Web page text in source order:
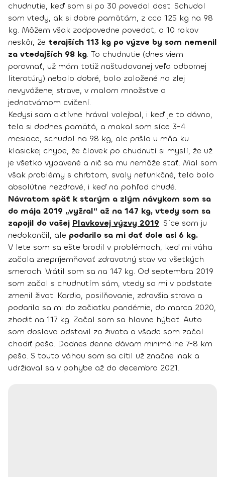
chudnutie, keď som si po 30 povedal dosť. Schudol
som vtedy, ak si dobre pamätám, z cca 125 kg na 98
kg. Môžem však zodpovedne povedať, o 10 rokov
neskôr, že terajších 113 kg po výzve by som nemenil
za vtedajších 98 kg. To chudnutie (dnes viem
porovnať, už mám totiž naštudovanej veľa odbornej
literatúry) nebolo dobré, bolo založené na zlej
nevyváženej strave, v malom množstve a
jednotvárnom cvičení.
Kedysi som aktívne hrával volejbal, i keď je to dávno,
telo si dodnes pamätá, a makal som síce 3-4
mesiace, schudol na 98 kg, ale prišlo u mňa ku
klasickej chybe, že človek po chudnutí si myslí, že už
je všetko vybavené a nič sa mu nemôže stať. Mal som
však problémy s chrbtom, svaly nefunkčné, telo bolo
absolútne nezdravé, i keď na pohľad chudé.
Návratom späť k starým a zlým návykom som sa
do mája 2019 „vyžral“ až na 147 kg, vtedy som sa
zapojil do vašej Plavkovej výzvy 2019. Síce som ju
nedokončil, ale podarilo sa mi dať dole asi 6 kg.
V lete som sa ešte brodil v problémoch, keď mi váha
začala znepríjemňovať zdravotný stav vo všetkých
smeroch. Vrátil som sa na 147 kg. Od septembra 2019
som začal s chudnutím sám, vtedy sa mi v podstate
zmenil život. Kardio, posilňovanie, zdravšia strava a
podarilo sa mi do začiatku pandémie, do marca 2020,
zhodiť na 117 kg. Začal som sa hlavne hýbať. Auto
som doslova odstavil zo života a všade som začal
chodiť pešo. Dodnes denne dávam minimálne 7-8 km
pešo. S touto váhou som sa cítil už značne inak a
udržiaval sa v pohybe až do decembra 2021.